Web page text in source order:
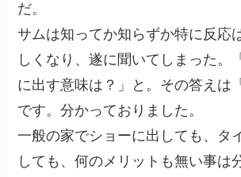
だ。
サムは知ってか知らずか特に反応
しくなり、遂に聞いてしまった。
に出す意味は？」と。その答えは
です。分かっておりました。
一般の家でショーに出しても、タ
しても、何のメリットも無い事は